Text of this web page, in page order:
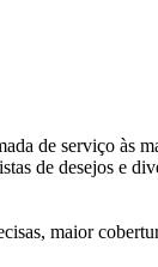
de serviço às
de desejos e
maior